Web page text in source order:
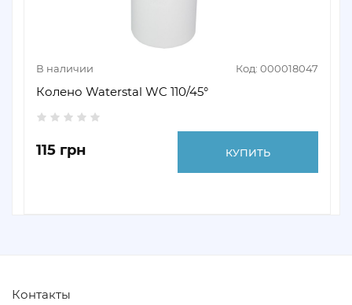
В наличии Код: 000018047
Колено Waterstal WC 110/45°
115 грн КУПИТЬ
Контакты